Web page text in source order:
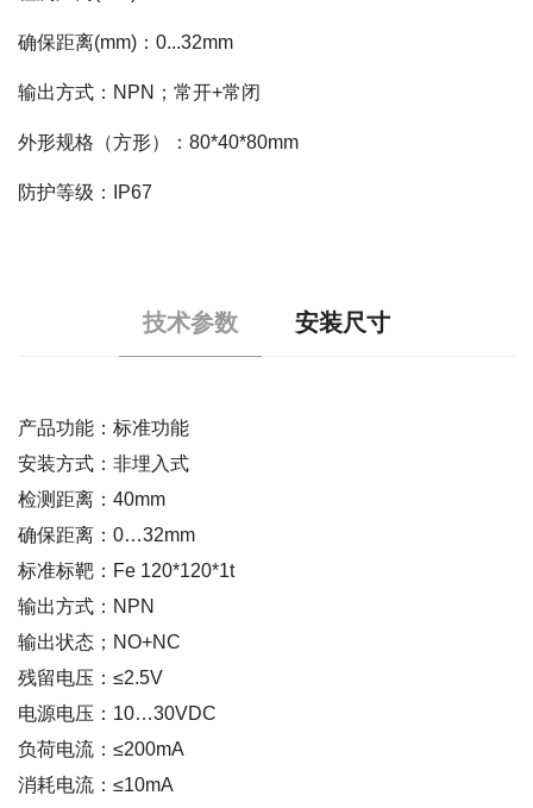
确保距离(mm)：0...32mm
输出方式：NPN；常开+常闭
外形规格（方形）：80*40*80mm
防护等级：IP67
技术参数 安装尺寸
产品功能：标准功能
安装方式：非埋入式
检测距离：40mm
确保距离：0…32mm
标准标靶：Fe 120*120*1t
输出方式：NPN
输出状态；NO+NC
残留电压：≤2.5V
电源电压：10…30VDC
负荷电流：≤200mA
消耗电流：≤10mA